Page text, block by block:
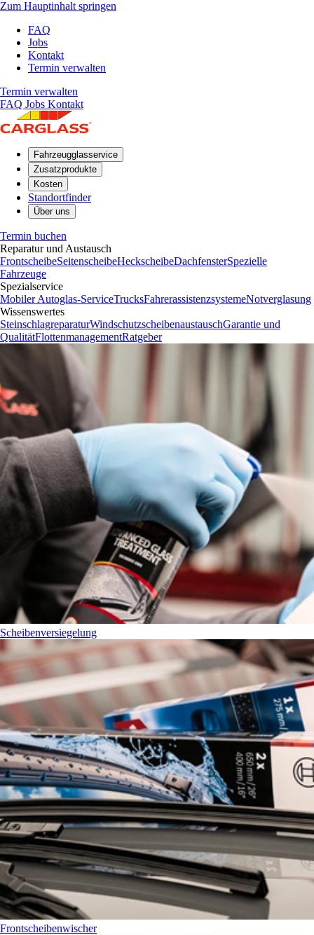
Zum Hauptinhalt springen
FAQ
Jobs
Kontakt
Termin verwalten
Termin verwalten
FAQ Jobs Kontakt
Fahrzeugglasservice
Zusatzprodukte
Kosten
Standortfinder
Über uns
Termin buchen
Reparatur und Austausch
FrontscheibeSeitenscheibeHeckscheibeDachfensterSpezielle
Fahrzeuge
Spezialservice
Mobiler Autoglas-ServiceTrucksFahrerassistenzsystemeNotverglasung
Wissenswertes
SteinschlagreparaturWindschutzscheibenaustauschGarantie und
QualitätFlottenmanagementRatgeber
Scheibenversiegelung
Frontscheibenwischer